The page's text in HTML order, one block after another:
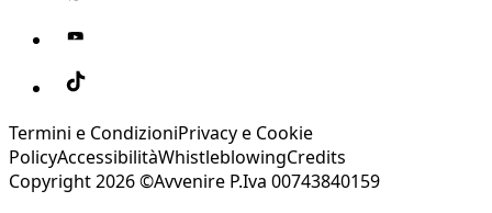
Termini e CondizioniPrivacy e Cookie
PolicyAccessibilitàWhistleblowingCredits
Copyright 2026 ©Avvenire P.Iva 00743840159